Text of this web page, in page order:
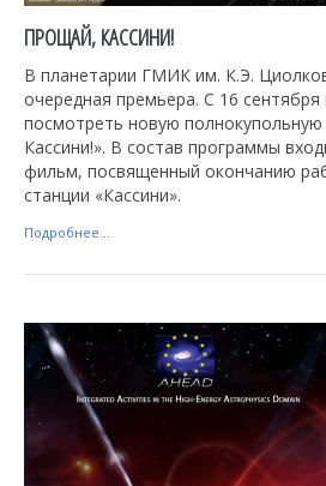
ПРОЩАЙ, КАССИНИ!
В планетарии ГМИК им. К.Э.
очередная премьера. С 16 сентября
посмотреть новую
Кассини!». В состав программы
фильм, посвященный окончанию
станции «Кассини».
Подробнее...